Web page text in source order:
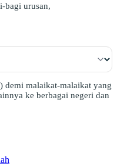
bagi urusan,
demi malaikat-malaikat yang
ke berbagai negeri dan